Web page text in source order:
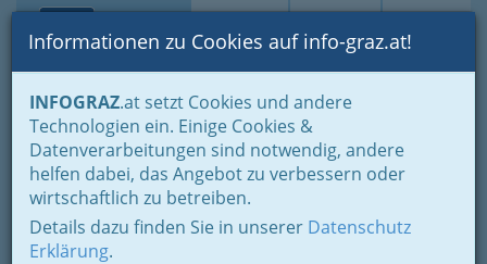
Suche Login Toggle
Informationen zu Cookies auf info-graz.at!
INFOGRAZ.at setzt Cookies und andere
Technologien ein. Einige Cookies &
Datenverarbeitungen sind notwendig, andere
helfen dabei, das Angebot zu verbessern oder
wirtschaftlich zu betreiben.
Details dazu finden Sie in unserer Datenschutz
Erklärung.
Home Gastronomie
Cafés, Konditoreien & Eis
Cafes Graz oder Cafés Graz und Umgebung
Rick´s Cafe
Mandellstraße 27, 8010 Graz
+43 316 823 800